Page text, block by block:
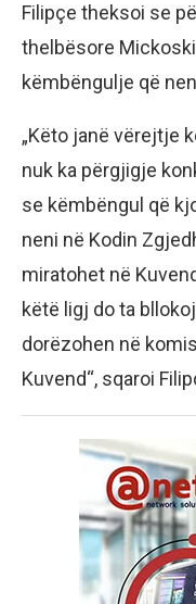
Filipçe theksoi se
thelbësore
këmbëngulje që
„Këto janë vërejtje
nuk ka përgjigje
se këmbëngul që
neni në Kodin
miratohet në
këtë ligj do ta
dorëzohen në
Kuvend“, sqaroi